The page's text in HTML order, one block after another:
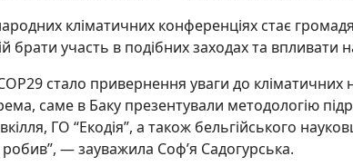
кліматичних конференціях стає
брати участь в подібних заходах та впливати
стало привернення уваги до кліматичних
саме в Баку презентували методологію
ГО “Екодія”, а також бельгійського
— зауважила Соф’я Садогурська.